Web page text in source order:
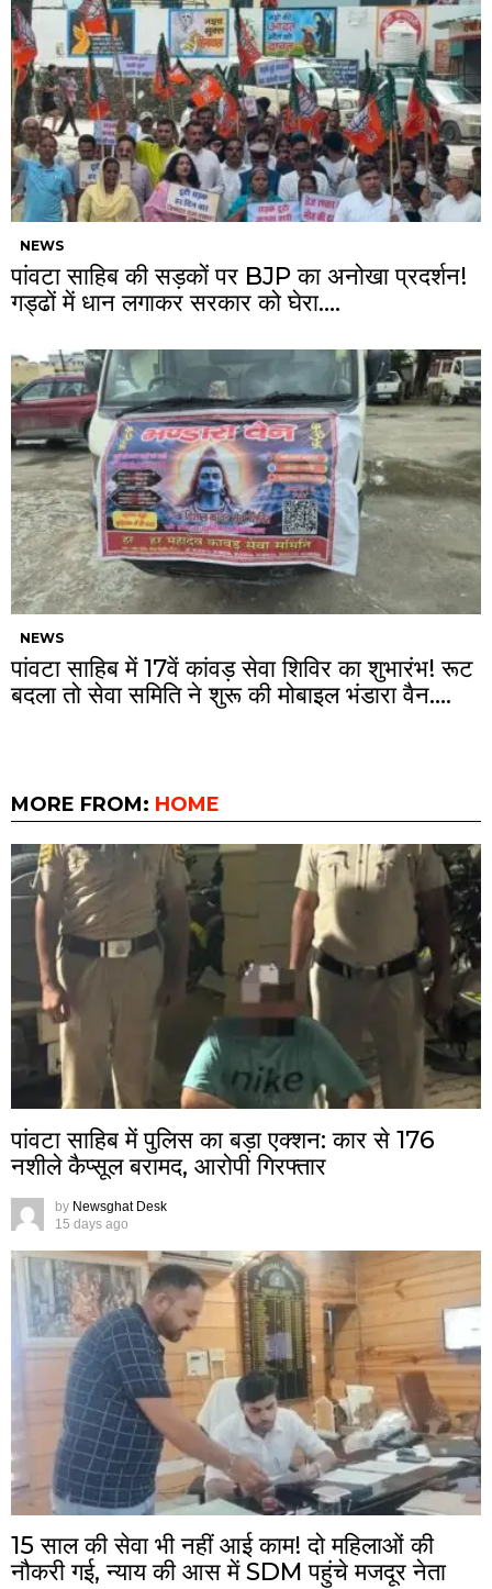
NEWS
पांवटा साहिब की सड़कों पर BJP का अनोखा प्रदर्शन!
गड्ढों में धान लगाकर सरकार को घेरा….
NEWS
पांवटा साहिब में 17वें कांवड़ सेवा शिविर का शुभारंभ! रूट
बदला तो सेवा समिति ने शुरू की मोबाइल भंडारा वैन….
MORE FROM: HOME
पांवटा साहिब में पुलिस का बड़ा एक्शन: कार से 176
नशीले कैप्सूल बरामद, आरोपी गिरफ्तार
by Newsghat Desk
15 days ago
15 साल की सेवा भी नहीं आई काम! दो महिलाओं की
नौकरी गई, न्याय की आस में SDM पहुंचे मजदूर नेता